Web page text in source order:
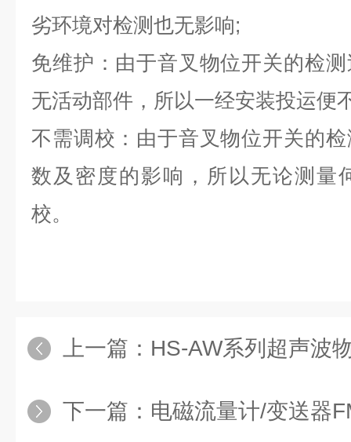
劣环境对检测也无影响;
免维护：由于音叉物位开关的检
无活动部件，所以一经安装投运便
不需调校：由于音叉物位开关的
数及密度的影响，所以无论测量
校。
上一篇： HS-AW系列超声波
下一篇： 电磁流量计/变送器